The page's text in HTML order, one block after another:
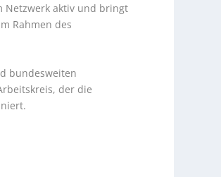
Netzwerk aktiv und bringt
Rahmen des
bundesweiten
der die